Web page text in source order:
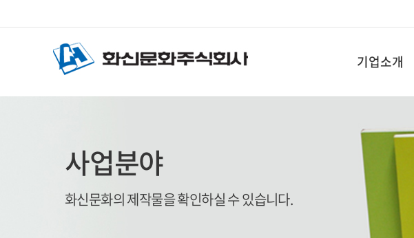
기업소개
사업분야
화신문화의 제작물을 확인하실 수 있습니다.